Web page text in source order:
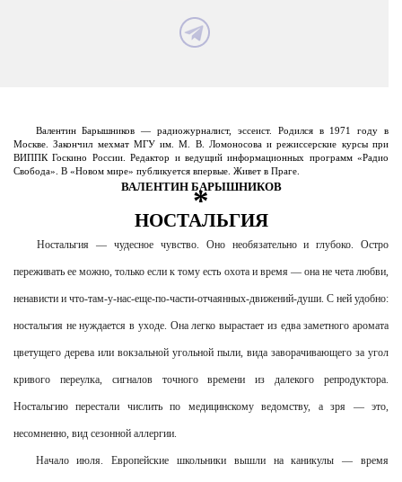
Валентин Барышников — радиожурналист, эссеист. Родился в 1971 году в
Москве. Закончил мехмат МГУ им. М. В. Ломоносова и режиссерские курсы при
ВИППК Госкино России. Редактор и ведущий информационных программ «Радио
Свобода». В «Новом мире» публикуется впервые. Живет в Праге.
ВАЛЕНТИН БАРЫШНИКОВ
*
НОСТАЛЬГИЯ
Ностальгия — чудесное чувство. Оно необязательно и глубоко. Остро
переживать ее можно, только если к тому есть охота и время — она не чета любви,
ненависти и что-там-у-нас-еще-по-части-отчаянных-движений-души. С ней удобно:
ностальгия не нуждается в уходе. Она легко вырастает из едва заметного аромата
цветущего дерева или вокзальной угольной пыли, вида заворачивающего за угол
кривого переулка, сигналов точного времени из далекого репродуктора.
Ностальгию перестали числить по медицинскому ведомству, а зря — это,
несомненно, вид сезонной аллергии.
Начало июля. Европейские школьники вышли на каникулы — время